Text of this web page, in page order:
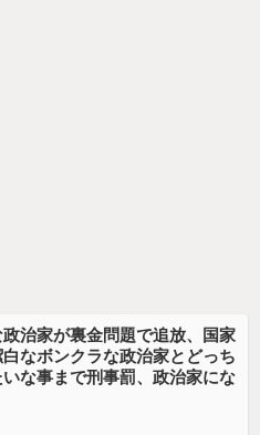
政治家が裏金問題で追放、国家
なボンクラな政治家とどっち
な事まで刑事罰、政治家にな